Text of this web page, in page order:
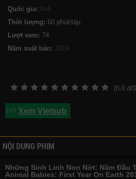
Quốc gia: Anh
Thời lượng: 60 phút/tập
Lượt xem: 74
Năm xuất bản:
(0.0 đ/0
Xem Vietsub
NỘI DUNG PHIM
Những Sinh Linh Non Nớt: Năm Đầu
Animal Babies: First Year On Earth